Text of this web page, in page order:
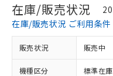
在庫/販売状況
在庫/販売状況 ご利用条件
販売状況 販売中
機種区分 標準在